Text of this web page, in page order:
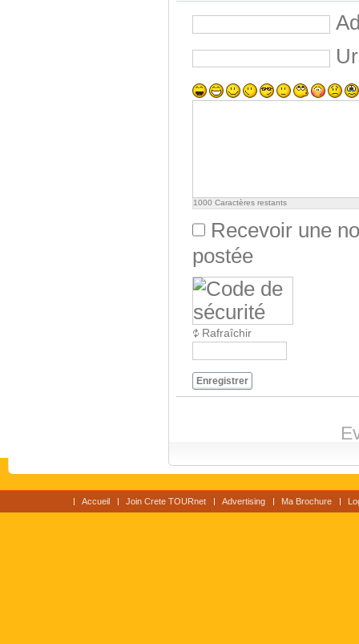
1000 Caractères restants
Recevoir une
postée
Rafraîchir
Enregistrer
Accueil Join Crete TOURnet Advertising Ma Brochure